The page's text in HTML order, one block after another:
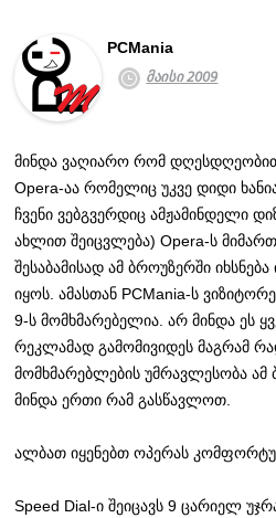
PCMania
მაისი 2009
მინდა ვაღიარო რომ
Opera-აა რომელიც უკვე დიდი
ჩვენი ვებგვერდიც ამჟამინდელი
ახლით შეიცვლება) Opera-ს
შესაბამისად ამ ბროუზერში
იყოს. ამასთან PCMania-ს
9-ს მომხმარებელია. არ მინდა ეს
რეკლამად გამომივიდეს მაგრამ
მომხმარებლების უმრავლესობა
მინდა ერთი რამ გასწავლოთ.
ალბათ იყენებთ ოპერას
Speed Dial-ი შეიცავს 9 ცარიელ